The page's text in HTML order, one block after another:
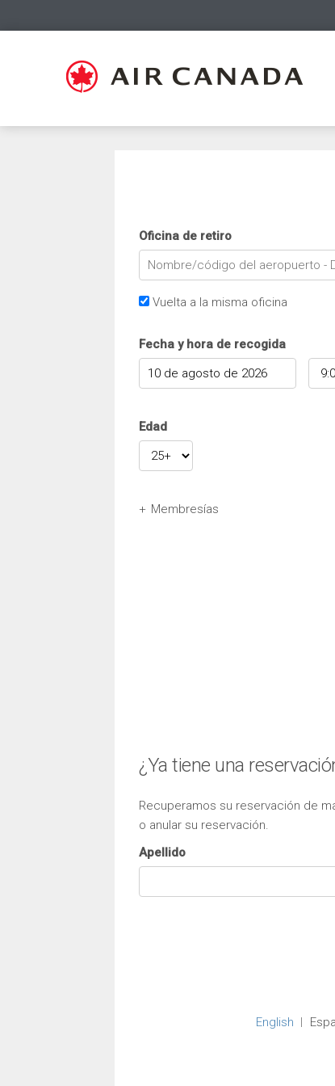
Oficina de retiro
Vuelta a la misma oficina
Fecha y hora de recogida
Edad
+ Membresías
¿Ya tiene una
Recuperamos su reservación de
o anular su reservación.
Apellido
English